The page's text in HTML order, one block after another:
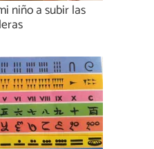
niño a subir las